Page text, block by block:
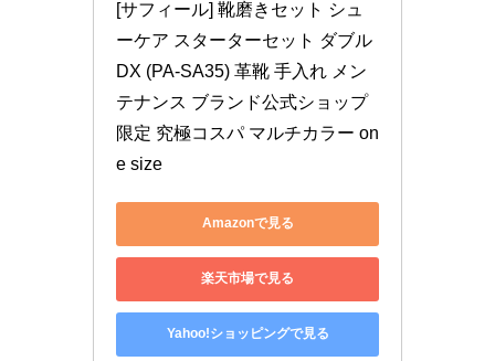
[サフィール] 靴磨きセット シュ
ーケア スターターセット ダブル
DX (PA-SA35) 革靴 手入れ メン
テナンス ブランド公式ショップ
限定 究極コスパ マルチカラー on
e size
Amazonで見る
楽天市場で見る
Yahoo!ショッピングで見る